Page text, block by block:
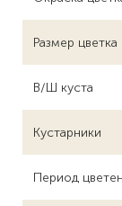
Размер цветка
В/Ш куста
Кустарники
Период